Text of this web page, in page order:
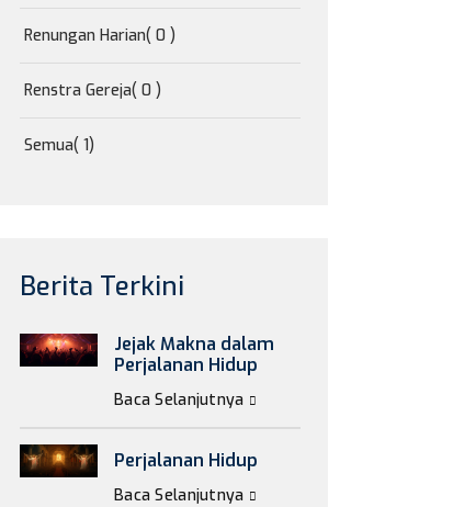
Renungan Harian( 0 )
Renstra Gereja( 0 )
Semua( 1)
Berita Terkini
Jejak Makna dalam
Perjalanan Hidup
Baca Selanjutnya
Perjalanan Hidup
Baca Selanjutnya